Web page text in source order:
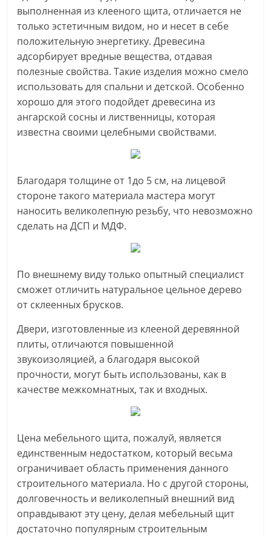
выполненная из клееного щита, отличается не
только эстетичным видом, но и несет в себе
положительную энергетику. Древесина
адсорбирует вредные вещества, отдавая
полезные свойства. Такие изделия можно смело
использовать для спальни и детской. Особенно
хорошо для этого подойдет древесина из
ангарской сосны и лиственницы, которая
известна своими целебными свойствами.
Благодаря толщине от 1до 5 см, на лицевой
стороне такого материала мастера могут
наносить великолепную резьбу, что невозможно
сделать на ДСП и МДФ.
По внешнему виду только опытный специалист
сможет отличить натуральное цельное дерево
от склеенных брусков.
Двери, изготовленные из клееной деревянной
плиты, отличаются повышенной
звукоизоляцией, а благодаря высокой
прочности, могут быть использованы, как в
качестве межкомнатных, так и входных.
Цена мебельного щита, пожалуй, является
единственным недостатком, который весьма
ограничивает область применения данного
строительного материала. Но с другой стороны,
долговечность и великолепный внешний вид
оправдывают эту цену, делая мебельный щит
достаточно популярным строительным